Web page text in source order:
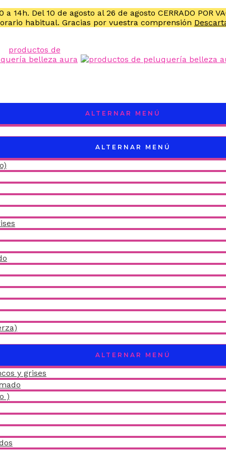
a 14h. Del 10 de agosto al 26 de agosto CERRADO POR
habitual. Gracias por vuestra comprensión
ALTERNAR MENÚ
ALTERNAR MENÚ
ALTERNAR MENÚ
y grises
)